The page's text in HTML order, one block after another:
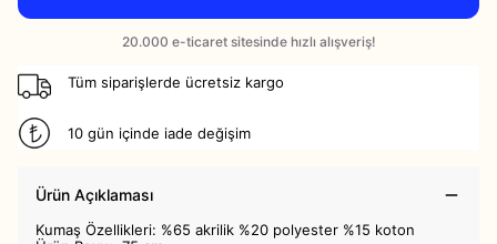
Tüm siparişlerde ücretsiz kargo
10 gün içinde iade değişim
Ürün Açıklaması
​Kumaş Özellikleri: %65 akrilik %20 polyester %15 koton